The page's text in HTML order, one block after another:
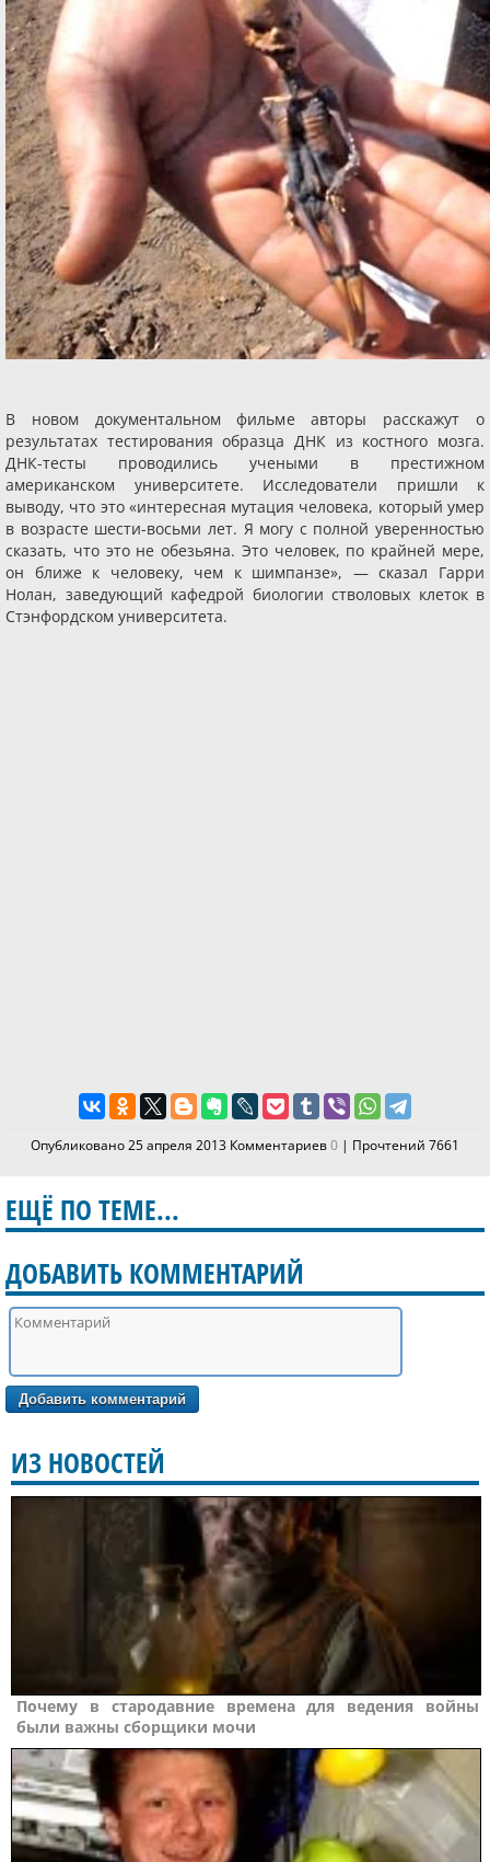
В новом документальном фильме авторы расcкажут о
результатах тестирования образца ДНК из костного мозга.
ДНК-тесты проводились учеными в престижном
американском университете. Исследователи пришли к
выводу, что это «интересная мутация человека, который умер
в возрасте шести-восьми лет. Я могу с полной уверенностью
сказать, что это не обезьяна. Это человек, по крайней мере,
он ближе к человеку, чем к шимпанзе», — сказал Гарри
Нолан, заведующий кафедрой биологии стволовых клеток в
Стэнфордском университета.
Опубликовано 25 апреля 2013 Комментариев0 | Прочтений 7661
ЕЩЁ ПО ТЕМЕ...
ДОБАВИТЬ КОММЕНТАРИЙ
ИЗ НОВОСТЕЙ
Почему в стародавние времена для ведения войны
были важны сборщики мочи